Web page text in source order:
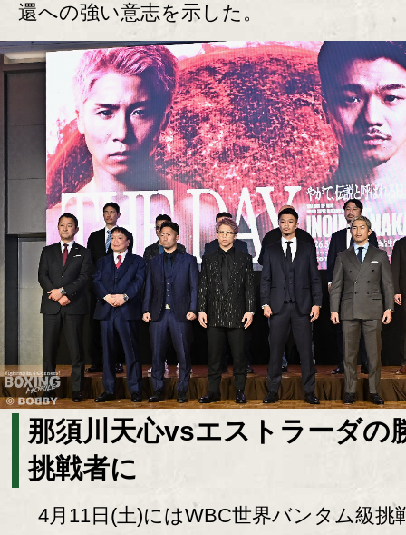
還への強い意志を示した。
那須川天心vsエストラーダの
挑戦者に
4月11日(土)にはWBC世界バンタム級挑